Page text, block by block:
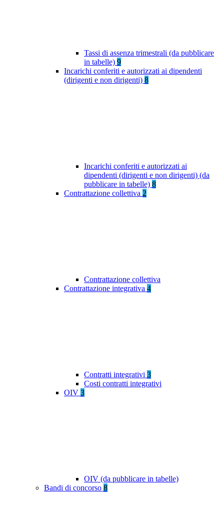
Tassi di assenza trimestrali (da pubblicare
in tabelle) 9
Incarichi conferiti e autorizzati ai dipendenti
(dirigenti e non dirigenti) 8
Incarichi conferiti e autorizzati ai
dipendenti (dirigenti e non dirigenti) (da
pubblicare in tabelle) 8
Contrattazione collettiva 2
Contrattazione collettiva
Contrattazione integrativa 4
Contratti integrativi 3
Costi contratti integrativi
OIV 3
OIV (da pubblicare in tabelle)
Bandi di concorso 8